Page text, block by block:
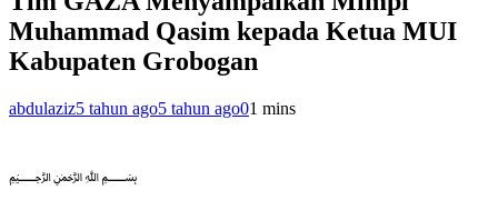
Muhammad Qasim kepada Ketua MUI
Kabupaten Grobogan
abdulaziz5 tahun ago5 tahun ago01 mins
﷽